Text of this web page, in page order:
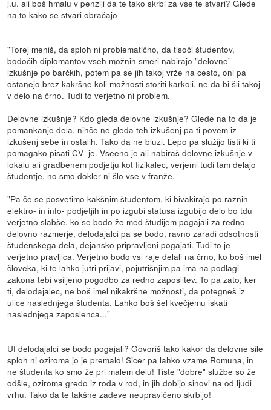
j.u. ali boš hmalu v penziji da te tako skrbi za vse te stvari? Glede
na to kako se stvari obračajo
"Torej meniš, da sploh ni problematično, da tisoči študentov,
bodočih diplomantov vseh možnih smeri nabirajo "delovne"
izkušnje po barčkih, potem pa se jih takoj vrže na cesto, oni pa
ostanejo brez kakršne koli možnosti storiti karkoli, ne da bi šli takoj
v delo na črno. Tudi to verjetno ni problem.
Delovne izkušnje? Kdo gleda delovne izkušnje? Glede na to da je
pomankanje dela, nihče ne gleda teh izkušenj pa ti povem iz
izkušenj sebe in ostalih. Tako da ne bluzi. Lepo pa služijo tisti ki ti
pomagako pisati CV- je. Vseeno je ali nabiraš delovne izkušnje v
lokalu ali gradbenem podjetju kot fizikalec, verjemi tudi tam delajo
študentje, no smo dokler ni šlo vse v franže.
"Pa če se posvetimo kakšnim študentom, ki bivakirajo po raznih
elektro- in info- podjetjih in po izgubi statusa izgubijo delo bo tdu
verjetno slabše, ko se bodo že med študijem pogajali za redno
delovno razmerje, delodajalci pa se bodo, ravno zaradi odsotnosti
študenskega dela, dejansko pripravljeni pogajati. Tudi to je
verjetno pravljica. Verjetno bodo vsi raje delali na črno, ko boš imel
človeka, ki te lahko jutri prijavi, pojutrišnjim pa ima na podlagi
zakona tebi vsiljeno pogodbo za redno zaposlitev. To pa zato, ker
ti, delodajalec, ne boš imel nikakršne možnosti, da potegneš iz
ulice naslednjega študenta. Lahko boš šel kvečjemu iskati
naslednjega zaposlenca..."
Uf delodajalci se bodo pogajali? Govoriš tako kakor da delovne sile
sploh ni oziroma jo je premalo! Sicer pa lahko vzame Romuna, in
ne študenta ko smo že pri malem delu! Tiste "dobre" službe so že
odšle, oziroma gredo iz roda v rod, in jih dobijo sinovi na od ljudi
vrhu. Tako da te takšne zadeve neupravičeno skrbijo!